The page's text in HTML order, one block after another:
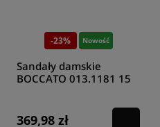
-23% Nowość
Sandały damskie
BOCCATO 013.1181 15
369,98 zł